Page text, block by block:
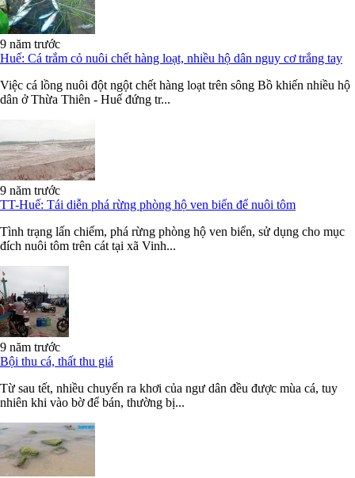
9 năm trước
Huế: Cá trắm cỏ nuôi chết hàng loạt, nhiều hộ dân nguy cơ trắng tay
Việc cá lồng nuôi đột ngột chết hàng loạt trên sông Bồ khiến nhiều hộ
dân ở Thừa Thiên - Huế đứng tr...
9 năm trước
TT-Huế: Tái diễn phá rừng phòng hộ ven biển để nuôi tôm
Tình trạng lấn chiếm, phá rừng phòng hộ ven biển, sử dụng cho mục
đích nuôi tôm trên cát tại xã Vinh...
9 năm trước
Bội thu cá, thất thu giá
Từ sau tết, nhiều chuyến ra khơi của ngư dân đều được mùa cá, tuy
nhiên khi vào bờ để bán, thường bị...